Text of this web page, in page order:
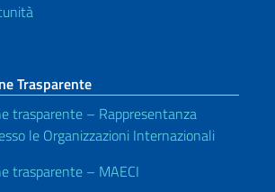
Trasparente
trasparente – Rappresentanza
le Organizzazioni Internazionali
trasparente – MAECI